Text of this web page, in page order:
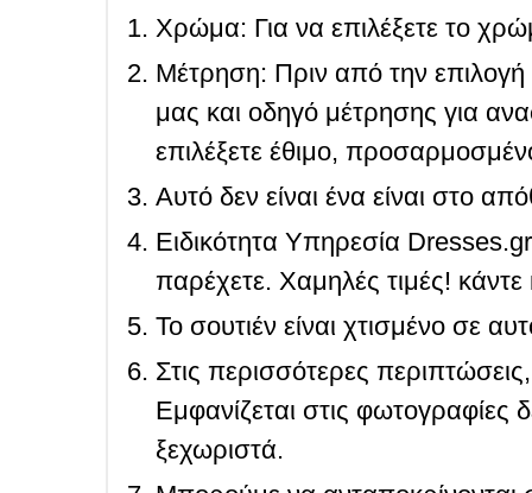
Χρώμα: Για να επιλέξετε το
Μέτρηση: Πριν από την
μας και οδηγό μέτρησης για
επιλέξετε έθιμο,
Αυτό δεν είναι ένα είναι στο
Ειδικότητα Υπηρεσία
παρέχετε. Χαμηλές τιμές! κάντε
Το σουτιέν είναι χτισμένο σε
Στις περισσότερες
Εμφανίζεται στις φωτογραφίες
ξεχωριστά.